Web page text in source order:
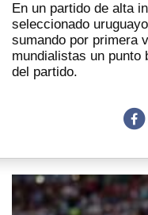
En un partido de alta
seleccionado
sumando por primera
mundialistas un punto
del partido.